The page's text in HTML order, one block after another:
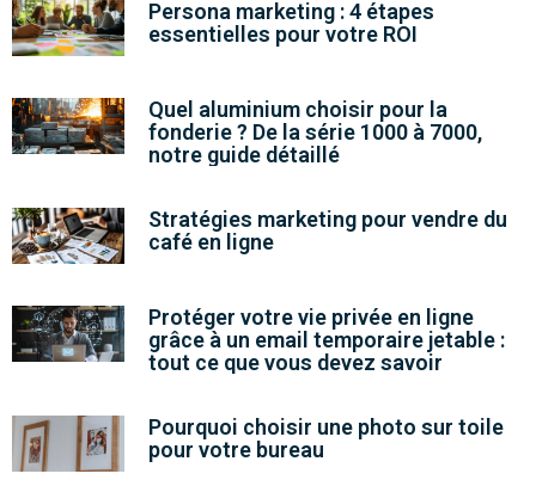
Persona marketing : 4 étapes
essentielles pour votre ROI
Quel aluminium choisir pour la
fonderie ? De la série 1000 à 7000,
notre guide détaillé
Stratégies marketing pour vendre du
café en ligne
Protéger votre vie privée en ligne
grâce à un email temporaire jetable :
tout ce que vous devez savoir
Pourquoi choisir une photo sur toile
pour votre bureau